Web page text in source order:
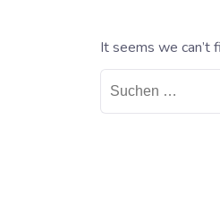
It seems we can’t